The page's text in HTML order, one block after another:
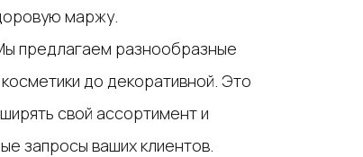
маржу.
предлагаем разнообразные
до декоративной. Это
свой ассортимент и
запросы ваших клиентов.